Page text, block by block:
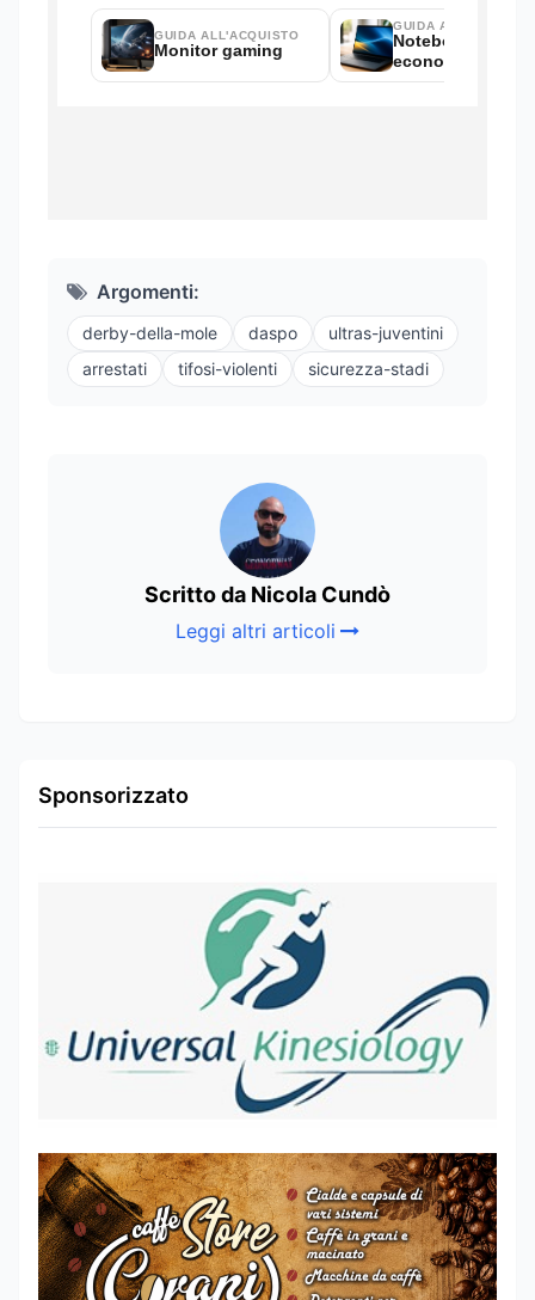
Argomenti:
derby-della-mole daspo
ultras-juventini
arrestati
tifosi-violenti sicurezza-stadi
Scritto da Nicola Cundò
Leggi altri articoli
Sponsorizzato